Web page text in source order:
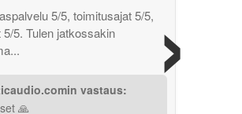
5/5, toimitusajat 5/5,
5/5. Tulen jatkossakin
vastaus:
🙏
›